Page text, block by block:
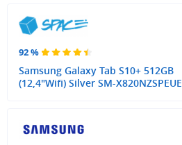
92 %
Samsung Galaxy Tab S10+ 512GB
(12,4"Wifi) Silver SM-X820NZSPEUE